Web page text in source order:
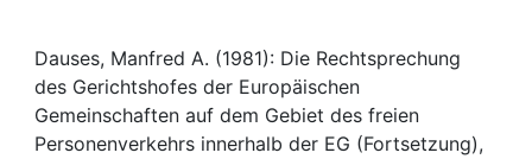
Help
Dauses, Manfred A. (1981): Die Rechtsprechung
des Gerichtshofes der Europäischen
Gemeinschaften auf dem Gebiet des freien
Personenverkehrs innerhalb der EG (Fortsetzung),